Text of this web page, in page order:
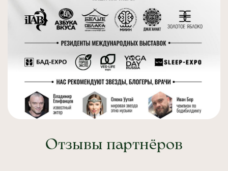
Отзывы партнёров